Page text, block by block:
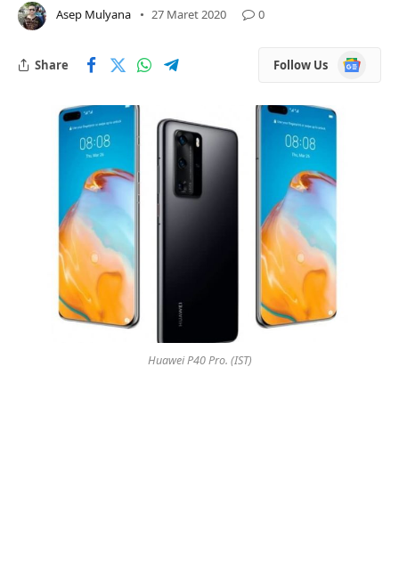
Asep Mulyana 27 Maret 2020 0
Share Follow Us
Google
News
Huawei P40 Pro. (IST)